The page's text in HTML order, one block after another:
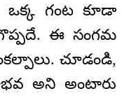
ఒక్క గంట కూడా
ఈ సంగమ
చూడండి,
అని అంటారు